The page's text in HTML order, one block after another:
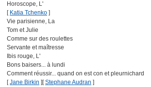
Horoscope, L'
[ Katia Tchenko ]
Vie parisienne, La
Tom et Julie
Comme sur des roulettes
Servante et maîtresse
Ibis rouge, L'
Bons baisers... à lundi
Comment réussir... quand on est con et pleurnichard
[Jane Birkin ] [Stephane Audran ]